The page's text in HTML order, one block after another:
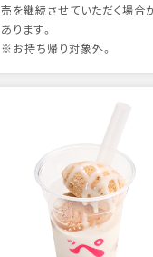
売を継続させていただく場合
あります。
※お持ち帰り対象外。